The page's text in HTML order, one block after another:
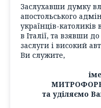
Заслухавши думку
апостольського
українців-католиків
в Італії, та взявши
заслуги і високий
Ви служите,
та уділяємо